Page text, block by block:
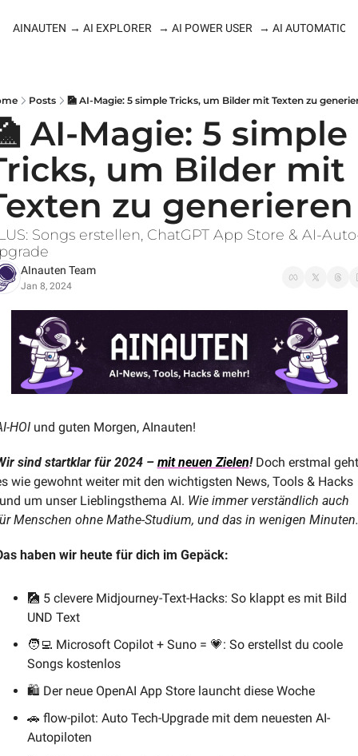
AINAUTEN → AI EXPLORER → AI POWER USER → AI AUTOMATION
Posts 🎑 AI-Magie: 5 simple Tricks, um Bilder mit Texten zu
AI-Magie: 5 simple
um Bilder mit
zu generieren
Songs erstellen, ChatGPT App Store & AI-
AInauten Team
Jan 8, 2024
HOI und guten Morgen, AInauten!
sind startklar für 2024 – mit neuen Zielen! Doch erstmal geht
wie gewohnt weiter mit den wichtigsten News, Tools & Hacks
um unser Lieblingsthema AI. Wie immer verständlich auch
Menschen ohne Mathe-Studium, und das in wenigen Minuten.
haben wir heute für dich im Gepäck:
🎑 5 clevere Midjourney-Text-Hacks: So klappt es mit Bild
UND Text
🧑‍💻 Microsoft Copilot + Suno = 💗: So erstellst du coole
Songs kostenlos
🛍️ Der neue OpenAI App Store launcht diese Woche
🚗 flow-pilot: Auto Tech-Upgrade mit dem neuesten AI-
Autopiloten